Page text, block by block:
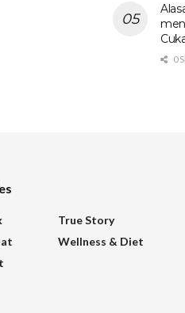
0
True Story
Wellness & Diet